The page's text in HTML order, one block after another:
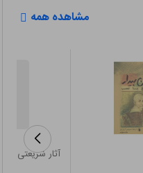
مشاهده همه
آثار شریعتی 26-علی